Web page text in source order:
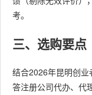
考。
三、选购要点
结合2026年昆明创
答注册公司代办、代